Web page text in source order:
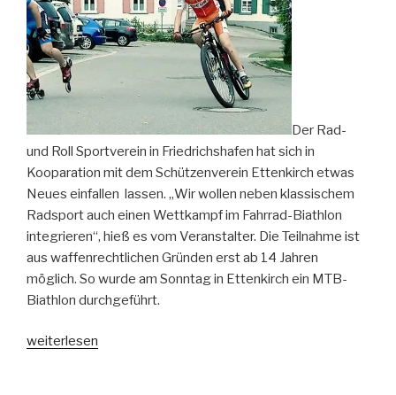
Der Rad-
und Roll Sportverein in Friedrichshafen hat sich in
Kooparation mit dem Schützenverein Ettenkirch etwas
Neues einfallen lassen. „Wir wollen neben klassischem
Radsport auch einen Wettkampf im Fahrrad-Biathlon
integrieren“, hieß es vom Veranstalter. Die Teilnahme ist
aus waffenrechtlichen Gründen erst ab 14 Jahren
möglich. So wurde am Sonntag in Ettenkirch ein MTB-
Biathlon durchgeführt.
„Niklas
weiterlesen